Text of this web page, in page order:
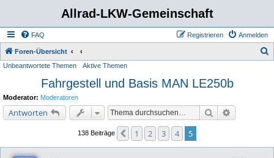
Allrad-LKW-Gemeinschaft
FAQ Anmelden
Registrieren
Foren-Übersicht
Unbeantwortete Themen Aktive Themen
Fahrgestell und Basis MAN LE250b
Moderator: Moderatoren
Antworten Suche
138 Beiträge Vorherige
1 2 3 4 5